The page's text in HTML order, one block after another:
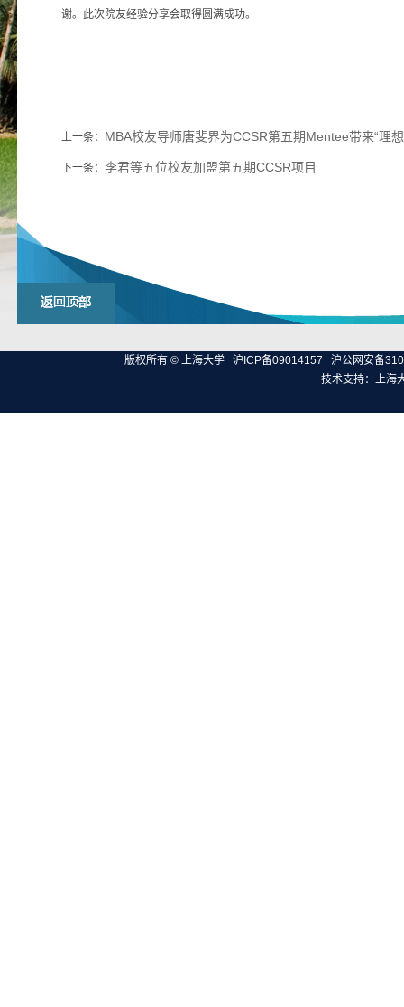
谢。此次院友经验分享会取得圆满成功。
上一条： MBA校友导师唐斐界为CCSR第五期Mentee带来“理
下一条： 李君等五位校友加盟第五期CCSR项目
版权所有 © 上海大学 沪ICP备09014157
沪公网安备
技术支持：上海